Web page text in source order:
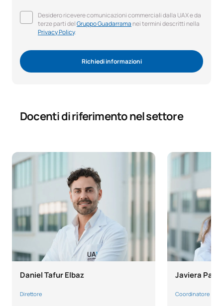
Desidero ricevere comunicazioni commerciali dalla UAX e da
terze parti delGruppo Guadarrama nei termini descritti nella
Privacy Policy.
Richiedi informazioni
Docenti di riferimento nel settore
Daniel Tafur Elbaz
Direttore
Javiera Paz
Coordinatore